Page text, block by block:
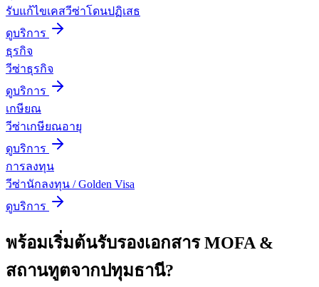
รับแก้ไขเคสวีซ่าโดนปฏิเสธ
ดูบริการ
ธุรกิจ
วีซ่าธุรกิจ
ดูบริการ
เกษียณ
วีซ่าเกษียณอายุ
ดูบริการ
การลงทุน
วีซ่านักลงทุน / Golden Visa
ดูบริการ
พร้อมเริ่มต้นรับรองเอกสาร MOFA &
สถานทูตจากปทุมธานี?